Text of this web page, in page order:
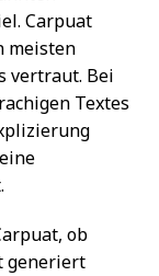
Carpuat
meisten
vertraut. Bei
Textes
ob
generiert